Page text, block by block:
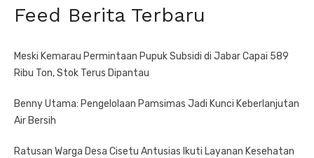
Feed Berita Terbaru
Meski Kemarau Permintaan Pupuk Subsidi di Jabar Capai 589
Ribu Ton, Stok Terus Dipantau
Benny Utama: Pengelolaan Pamsimas Jadi Kunci Keberlanjutan
Air Bersih
Ratusan Warga Desa Cisetu Antusias Ikuti Layanan Kesehatan